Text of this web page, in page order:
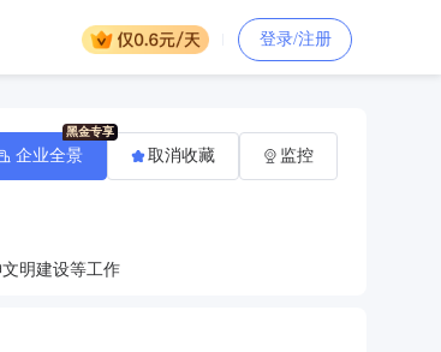
登录/注册
明建设等工作
企业全景 取消收藏 监控